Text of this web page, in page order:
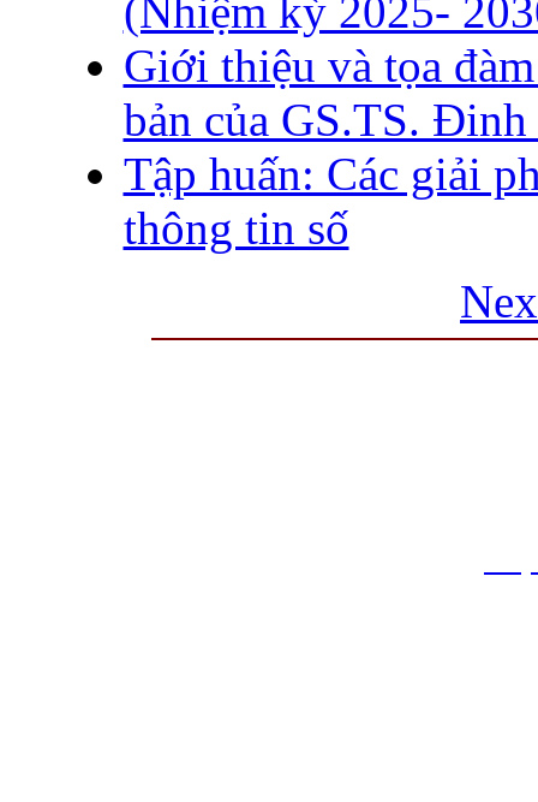
(Nhiệm kỳ 2025-
Giới thiệu và tọa
bản của GS.TS.
Tập huấn: Các giải
thông tin số